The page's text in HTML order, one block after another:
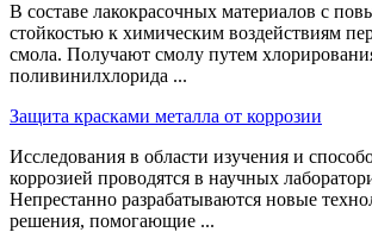
В составе лакокрасочных материалов с
стойкостью к химическим воздействиям
смола. Получают смолу путем
поливинилхлорида ...
Защита красками металла от коррозии
Исследования в области изучения и
коррозией проводятся в научных
Непрестанно разрабатываются новые
решения, помогающие ...